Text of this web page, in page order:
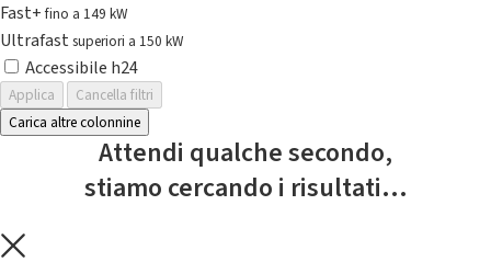
Fast+fino a 149 kW
Ultrafast superiori a 150 kW
Accessibile h24
Applica
Cancella filtri
Carica altre colonnine
Attendi qualche secondo,
stiamo cercando i risultati...